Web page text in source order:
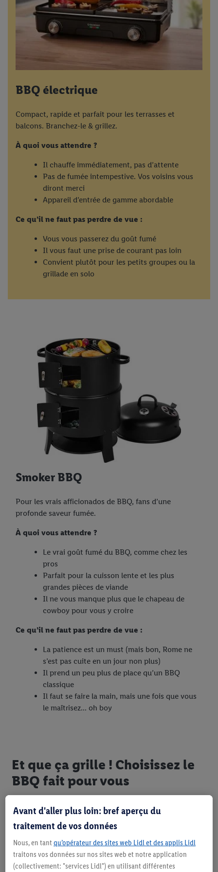
BBQ électrique
Compact, rapide et parfait pour les terrasses et
balcons. Branchez-le & grillez.
À quoi vous attendre ?
Il chauffe immédiatement, pas d’attente
Pas de fumée intempestive. Vos voisins vous
diront merci
Appareil d’entrée de gamme abordable
Ce qu’il ne faut pas perdre de vue :
Vous vous passerez du goût fumé
Il vous faut une prise de courant pas loin
Convient plutôt pour les petits groupes ou la
grillade en solo
Smoker BBQ
Pour les vrais afficionados de BBQ, fans d’une
profonde saveur fumée.
À quoi vous attendre ?
Le vrai goût fumé du BBQ, comme chez les
pros
Parfait pour la cuisson lente et les plus
grandes pièces de viande
Il ne vous manque plus que le chapeau de
cowboy pour vous y croire
Ce qu’il ne faut pas perdre de vue :
La patience est un must (mais bon, Rome ne
s’est pas cuite en un jour non plus)
Il prend un peu plus de place qu’un BBQ
classique
Il faut se faire la main, mais une fois que vous
le maîtrisez... oh boy
Et que ça grille ! Choisissez le
BBQ fait pour vous
Trouvez votre nouveau meilleur ami et chaque
soirée grillade devient une fête
Vers nos BBQ & accessoires
Avant d'aller plus loin: bref aperçu du
traitement de vos données
Nous, en tant qu’opérateur des sites web Lidl et des applis Lidl
traitons vos données sur nos sites web et notre application
(collectivement: "services Lidl") en utilisant différentes